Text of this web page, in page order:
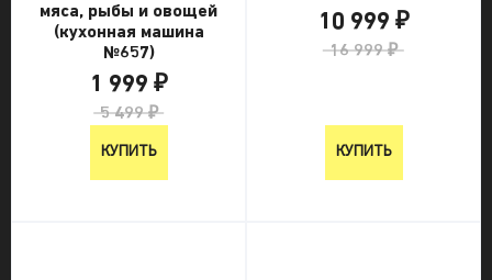
мяса, рыбы и овощей
(кухонная машина
№657)
1 999 ₽
5 499 ₽
КУПИТЬ
10 999 ₽
16 999 ₽
КУПИТЬ